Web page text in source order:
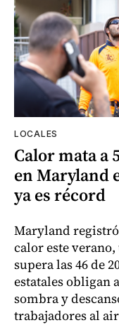
LOCALES
Calor mata a
en Maryland
ya es récord
Maryland
calor este
supera las 46 de
estatales obligan
sombra y
trabajadores al